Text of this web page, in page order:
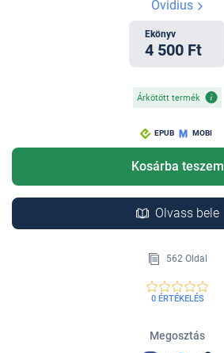
Ovidius
Ekönyv
4 500 Ft
Árkötött termék
EPUB MOBI
Kosárba teszem
Olvass bele
562 Oldal
0 ÉRTÉKELÉS
Megosztás